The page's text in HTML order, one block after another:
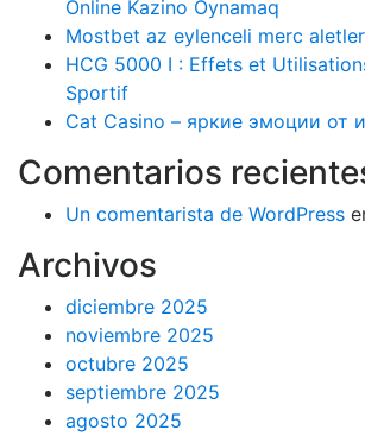
Online Kazino Oynamaq
Mostbet az eylenceli merc
HCG 5000 I : Effets et
Sportif
Cat Casino – яркие эмоции от
Comentarios
Un comentarista de WordPress
Archivos
diciembre 2025
noviembre 2025
octubre 2025
septiembre 2025
agosto 2025